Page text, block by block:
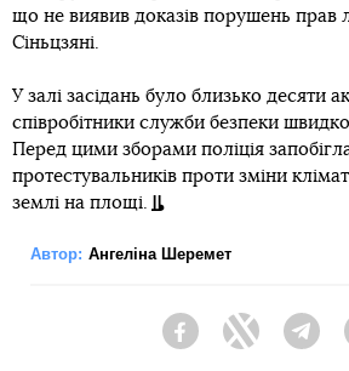
що не виявив доказів порушень прав
Сіньцзяні.
У залі засідань було близько десяти
співробітники служби безпеки
Перед цими зборами поліція
протестувальників проти зміни
землі на площі.
Автор: Ангеліна Шеремет
FacebookTwitter